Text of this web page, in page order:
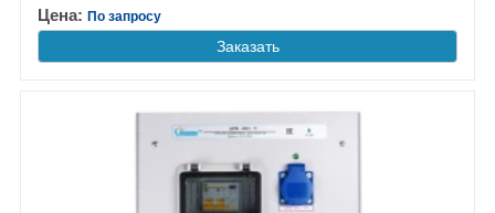
Цена:По запросу
Заказать